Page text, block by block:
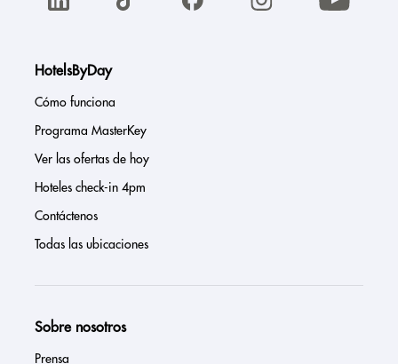
HotelsByDay
Cómo funciona
Programa MasterKey
Ver las ofertas de hoy
Hoteles check-in 4pm
Contáctenos
Todas las ubicaciones
Sobre nosotros
Prensa